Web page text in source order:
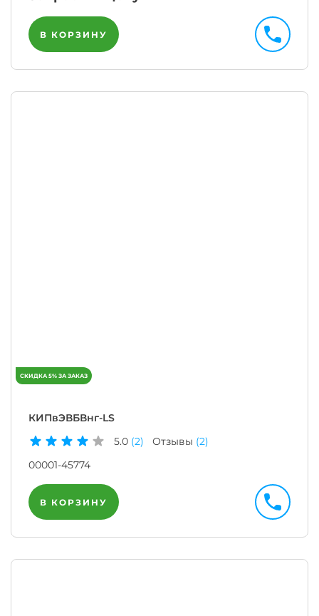
В КОРЗИНУ
КИПвЭВБВнг-LS
5.0 (2) Отзывы (2)
00001-45774
В КОРЗИНУ